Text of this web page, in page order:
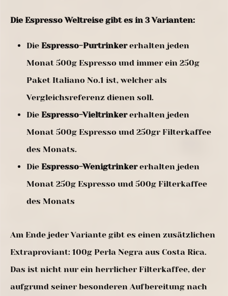
Die Espresso Weltreise gibt es in 3 Varianten:
Die Espresso-Purtrinkererhalten jeden
Monat 500g Espresso und immer ein 250g
Paket Italiano No.1 ist, welcher als
Vergleichsreferenz dienen soll.
Die Espresso-Vieltrinkererhalten jeden
Monat 500g Espresso und 250gr Filterkaffee
des Monats.
Die Espresso-Wenigtrinkererhalten jeden
Monat 250g Espresso und 500g Filterkaffee
des Monats
Am Ende jeder Variante gibt es einen zusätzlichen
Extraproviant: 100g Perla Negra aus Costa Rica.
Das ist nicht nur ein herrlicher Filterkaffee, der
aufgrund seiner besonderen Aufbereitung nach